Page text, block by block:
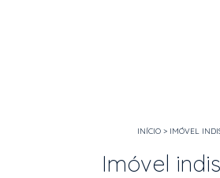
INÍCIO> IMÓVEL
Imóvel